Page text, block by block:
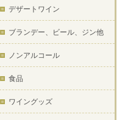
デザートワイン
ブランデー、ビール、ジン他
ノンアルコール
食品
ワイングッズ